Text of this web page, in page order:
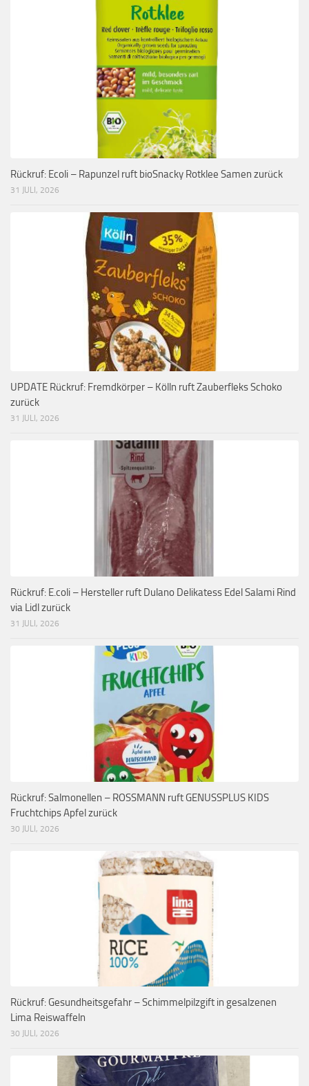
Rückruf: Ecoli – Rapunzel ruft bioSnacky Rotklee Samen zurück
31 JULI, 2026
UPDATE Rückruf: Fremdkörper – Kölln ruft Zauberfleks Schoko
zurück
31 JULI, 2026
Rückruf: E.coli – Hersteller ruft Dulano Delikatess Edel Salami Rind
via Lidl zurück
31 JULI, 2026
Rückruf: Salmonellen – ROSSMANN ruft GENUSSPLUS KIDS
Fruchtchips Apfel zurück
30 JULI, 2026
Rückruf: Gesundheitsgefahr – Schimmelpilzgift in gesalzenen
Lima Reiswaffeln
30 JULI, 2026